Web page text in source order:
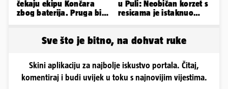
čekaju ekipu Končara
zbog baterija. Pruga bi
u Puli: Neobičan korzet s
resicama je istaknuo
Sve što je bitno, na dohvat ruke
Skini aplikaciju za najbolje iskustvo portala. Čitaj,
komentiraj i budi uvijek u toku s najnovijim vijestima.